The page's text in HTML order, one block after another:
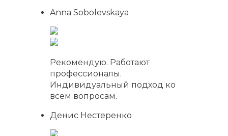
Anna Sobolevskaya
Рекомендую. Работают
профессионалы.
Индивидуальный подход ко
всем вопросам.
Денис Нестеренко